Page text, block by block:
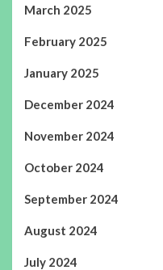
March 2025
February 2025
January 2025
December 2024
November 2024
October 2024
September 2024
August 2024
July 2024